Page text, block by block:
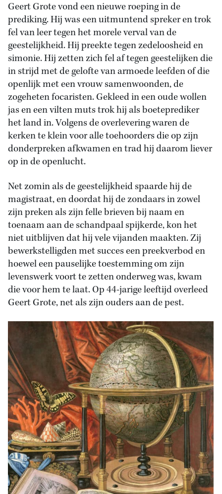
Geert Grote vond een nieuwe roeping in de
prediking. Hij was een uitmuntend spreker en trok
fel van leer tegen het morele verval van de
geestelijkheid. Hij preekte tegen zedeloosheid en
simonie. Hij zetten zich fel af tegen geestelijken die
in strijd met de gelofte van armoede leefden of die
openlijk met een vrouw samenwoonden, de
zogeheten focaristen. Gekleed in een oude wollen
jas en een vilten muts trok hij als boeteprediker
het land in. Volgens de overlevering waren de
kerken te klein voor alle toehoorders die op zijn
donderpreken afkwamen en trad hij daarom liever
op in de openlucht.
Net zomin als de geestelijkheid spaarde hij de
magistraat, en doordat hij de zondaars in zowel
zijn preken als zijn felle brieven bij naam en
toenaam aan de schandpaal spijkerde, kon het
niet uitblijven dat hij vele vijanden maakten. Zij
bewerkstelligden met succes een preekverbod en
hoewel een pauselijke toestemming om zijn
levenswerk voort te zetten onderweg was, kwam
die voor hem te laat. Op 44-jarige leeftijd overleed
Geert Grote, net als zijn ouders aan de pest.